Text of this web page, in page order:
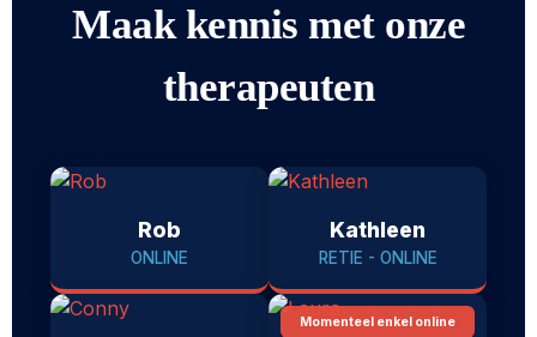
Maak kennis met onze
therapeuten
Rob
ONLINE
Kathleen
RETIE - ONLINE
Momenteel enkel online